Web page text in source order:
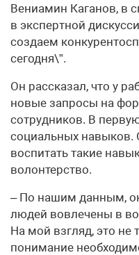
Вениамин Каганов, в
в экспертной
создаем
сегодня\”.
Он рассказал, что у
новые запросы на
сотрудников. В
социальных
воспитать такие
волонтерство.
– По нашим данным,
людей вовлечены в
На мой взгляд, это не
понимание